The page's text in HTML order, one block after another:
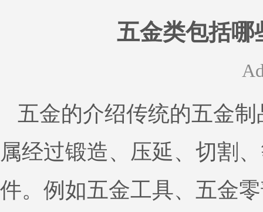
五金类包括哪
五金的介绍传统的五金
属经过锻造、压延、切割
件。例如五金工具、五金